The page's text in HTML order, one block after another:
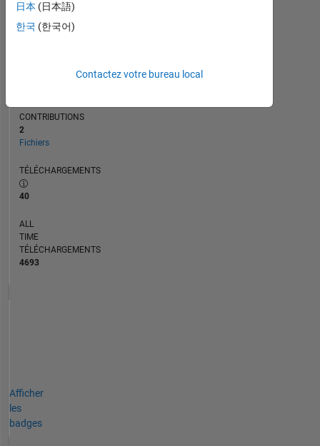
RÉPUTATION
CONTRIBUTIONS
2
Fichiers
TÉLÉCHARGEMENTS
40
ALL
TIME
TÉLÉCHARGEMENTS
4693
Afficher
les
badges
日本 (日本語)
한국 (한국어)
Contactez votre bureau local